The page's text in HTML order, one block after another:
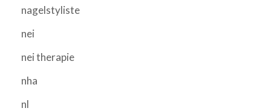
nagelstyliste
nei
nei therapie
nha
nl